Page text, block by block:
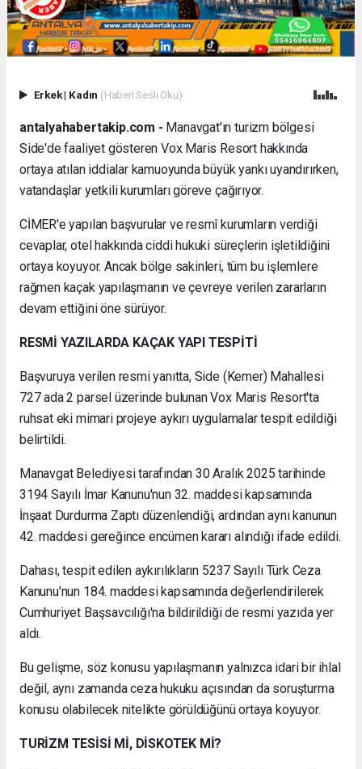
Erkek| Kadın (Haberi Sesli Oku)
antalyahabertakip.com - Manavgat'ın turizm bölgesi
Side'de faaliyet gösteren Vox Maris Resort hakkında
ortaya atılan iddialar kamuoyunda büyük yankı uyandırırken,
vatandaşlar yetkili kurumları göreve çağırıyor.
CİMER'e yapılan başvurular ve resmî kurumların verdiği
cevaplar, otel hakkında ciddi hukuki süreçlerin işletildiğini
ortaya koyuyor. Ancak bölge sakinleri, tüm bu işlemlere
rağmen kaçak yapılaşmanın ve çevreye verilen zararların
devam ettiğini öne sürüyor.
RESMİ YAZILARDA KAÇAK YAPI TESPİTİ
Başvuruya verilen resmi yanıtta, Side (Kemer) Mahallesi
727 ada 2 parsel üzerinde bulunan Vox Maris Resort'ta
ruhsat eki mimari projeye aykırı uygulamalar tespit edildiği
belirtildi.
Manavgat Belediyesi tarafından 30 Aralık 2025 tarihinde
3194 Sayılı İmar Kanunu'nun 32. maddesi kapsamında
İnşaat Durdurma Zaptı düzenlendiği, ardından aynı kanunun
42. maddesi gereğince encümen kararı alındığı ifade edildi.
Dahası, tespit edilen aykırılıkların 5237 Sayılı Türk Ceza
Kanunu'nun 184. maddesi kapsamında değerlendirilerek
Cumhuriyet Başsavcılığı'na bildirildiği de resmi yazıda yer
aldı.
Bu gelişme, söz konusu yapılaşmanın yalnızca idari bir ihlal
değil, aynı zamanda ceza hukuku açısından da soruşturma
konusu olabilecek nitelikte görüldüğünü ortaya koyuyor.
TURİZM TESİSİ Mİ, DİSKOTEK Mİ?